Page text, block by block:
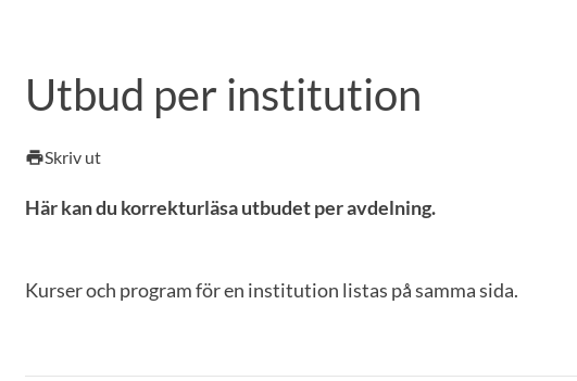
KursplanerVälkomstbrev Personal Lediga jobb
Utbud per institution
printSkriv ut
Här kan du korrekturläsa utbudet per avdelning.
Kurser och program för en institution listas på samma sida.